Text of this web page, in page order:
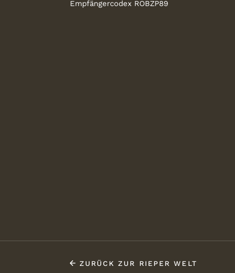
Empfängercodex ROBZP89
ZURÜCK ZUR RIEPER WELT